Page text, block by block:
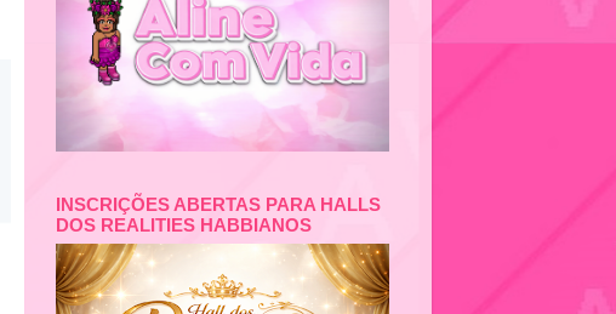
INSCRIÇÕES ABERTAS PARA HALLS
DOS REALITIES HABBIANOS